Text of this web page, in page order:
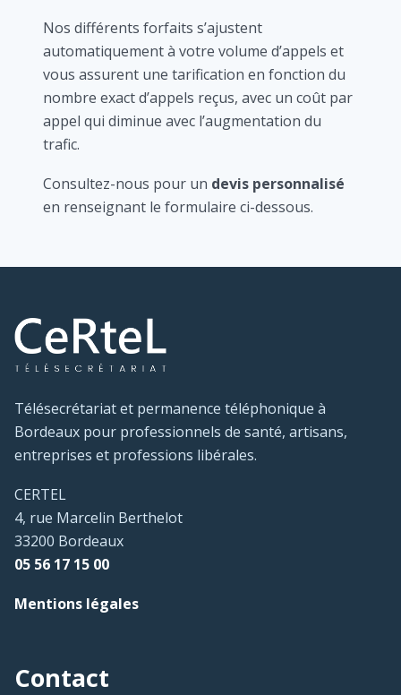
Nos différents forfaits s’ajustent
automatiquement à votre volume d’appels et
vous assurent une tarification en fonction du
nombre exact d’appels reçus, avec un coût par
appel qui diminue avec l’augmentation du
trafic.
Consultez-nous pour un devis personnalisé
en renseignant le formulaire ci-dessous.
Télésecrétariat et permanence téléphonique à
Bordeaux pour professionnels de santé, artisans,
entreprises et professions libérales.
CERTEL
4, rue Marcelin Berthelot
33200 Bordeaux
05 56 17 15 00
Mentions légales
Contact